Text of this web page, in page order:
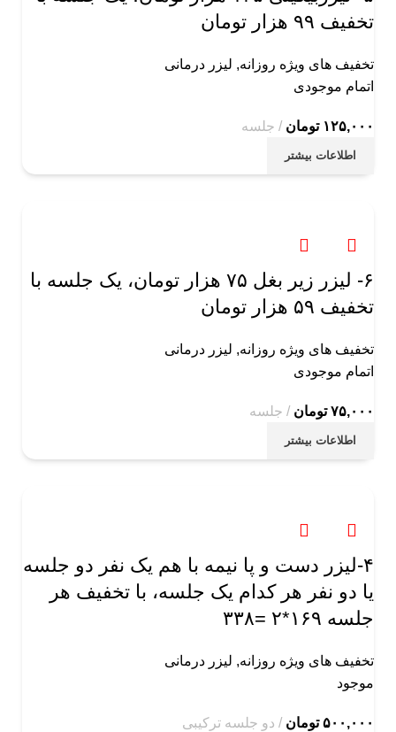
تخفیف ۹۹ هزار تومان
تخفیف های ویژه روزانه, لیزر درمانی
اتمام موجودی
۱۲۵,۰۰۰ تومان جلسه
اطلاعات بیشتر
۶- لیزر زیر بغل ۷۵ هزار تومان، یک جلسه با
تخفیف ۵٩ هزار تومان
تخفیف های ویژه روزانه, لیزر درمانی
اتمام موجودی
۷۵,۰۰۰ تومان جلسه
اطلاعات بیشتر
۴-لیزر دست و پا نیمه با هم یک نفر دو جلسه
یا دو نفر هر کدام یک جلسه، با تخفیف هر
جلسه ١۶٩*٢ =٣٣٨
تخفیف های ویژه روزانه, لیزر درمانی
موجود
۵۰۰,۰۰۰ تومان دو جلسه ترکیبی